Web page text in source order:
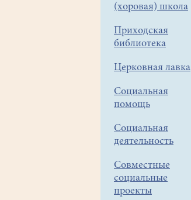
(хоровая) школа
Приходская
библиотека
Церковная лавка
Социальная
помощь
Социальная
деятельность
Совместные
социальные
проекты